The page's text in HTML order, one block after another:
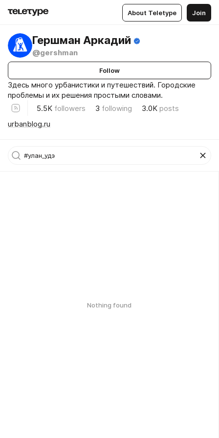
About Teletype Join
Гершман Аркадий
@gershman
Follow
Здесь много урбанистики и путешествий. Городские
проблемы и их решения простыми словами.
5.5K followers 3 following 3.0K posts
urbanblog.ru
Nothing found